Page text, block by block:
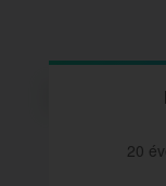
20